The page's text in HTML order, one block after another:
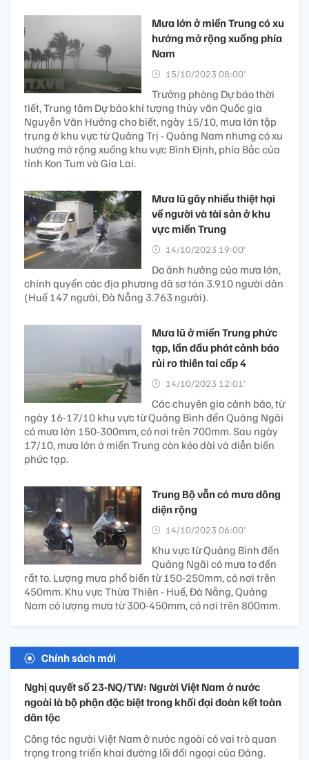
Mưa lớn ở miền Trung có xu
hướng mở rộng xuống phía
Nam
15/10/2023 08:00’
Trưởng phòng Dự báo thời
tiết, Trung tâm Dự báo khí tượng thủy văn Quốc gia
Nguyễn Văn Hưởng cho biết, ngày 15/10, mưa lớn tập
trung ở khu vực từ Quảng Trị - Quảng Nam nhưng có xu
hướng mở rộng xuống khu vực Bình Định, phía Bắc của
tỉnh Kon Tum và Gia Lai.
Mưa lũ gây nhiều thiệt hại
về người và tài sản ở khu
vực miền Trung
14/10/2023 19:00’
Do ảnh hưởng của mưa lớn,
chính quyền các địa phương đã sơ tán 3.910 người dân
(Huế 147 người, Đà Nẵng 3.763 người).
Mưa lũ ở miền Trung phức
tạp, lần đầu phát cảnh báo
rủi ro thiên tai cấp 4
14/10/2023 12:01’
Các chuyên gia cảnh báo, từ
ngày 16-17/10 khu vực từ Quảng Bình đến Quảng Ngãi
có mưa lớn 150-300mm, có nơi trên 700mm. Sau ngày
17/10, mưa lớn ở miền Trung còn kéo dài và diễn biến
phức tạp.
Trung Bộ vẫn có mưa dông
diện rộng
14/10/2023 06:00’
Khu vực từ Quảng Bình đến
Quảng Ngãi có mưa to đến
rất to. Lượng mưa phổ biến từ 150-250mm, có nơi trên
450mm. Khu vực Thừa Thiên - Huế, Đà Nẵng, Quảng
Nam có lượng mưa từ 300-450mm, có nơi trên 800mm.
Chính sách mới
Nghị quyết số 23-NQ/TW: Người Việt Nam ở nước
ngoài là bộ phận đặc biệt trong khối đại đoàn kết toàn
dân tộc
Công tác người Việt Nam ở nước ngoài có vai trò quan
trọng trong triển khai đường lối đối ngoại của Đảng.